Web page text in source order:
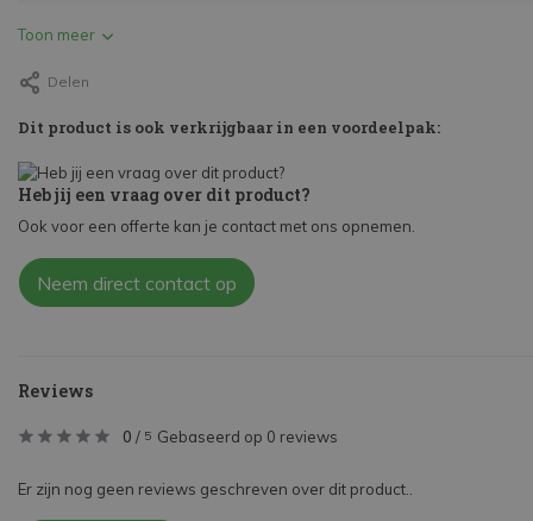
Toon meer
Delen
Dit product is ook verkrijgbaar in een voordeelpak:
Heb jij een vraag over dit product?
Ook voor een offerte kan je contact met ons opnemen.
Neem direct contact op
Reviews
0 / 5 Gebaseerd op 0 reviews
Er zijn nog geen reviews geschreven over dit product..